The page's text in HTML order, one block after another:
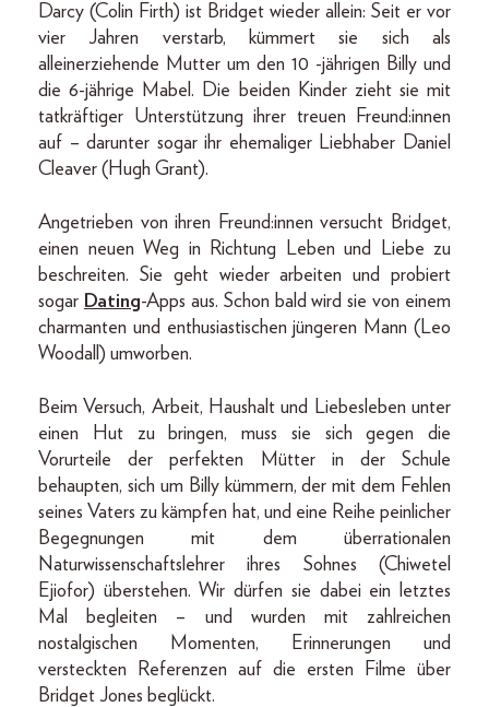
Darcy (Colin Firth) ist Bridget wieder allein: Seit er vor
vier Jahren verstarb, kümmert sie sich als
alleinerziehende Mutter um den 10 -jährigen Billy und
die 6-jährige Mabel. Die beiden Kinder zieht sie mit
tatkräftiger Unterstützung ihrer treuen Freund:innen
auf – darunter sogar ihr ehemaliger Liebhaber Daniel
Cleaver (Hugh Grant).
Angetrieben von ihren Freund:innen versucht Bridget,
einen neuen Weg in Richtung Leben und Liebe zu
beschreiten. Sie geht wieder arbeiten und probiert
sogar Dating-Apps aus. Schon bald wird sie von einem
charmanten und enthusiastischen jüngeren Mann (Leo
Woodall) umworben.
Beim Versuch, Arbeit, Haushalt und Liebesleben unter
einen Hut zu bringen, muss sie sich gegen die
Vorurteile der perfekten Mütter in der Schule
behaupten, sich um Billy kümmern, der mit dem Fehlen
seines Vaters zu kämpfen hat, und eine Reihe peinlicher
Begegnungen mit dem überrationalen
Naturwissenschaftslehrer ihres Sohnes (Chiwetel
Ejiofor) überstehen. Wir dürfen sie dabei ein letztes
Mal begleiten – und wurden mit zahlreichen
nostalgischen Momenten, Erinnerungen und
versteckten Referenzen auf die ersten Filme über
Bridget Jones beglückt.